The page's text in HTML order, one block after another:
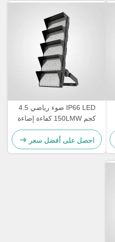
IP66 LED ضوء رياضي 4.5
كجم 150LMW كفاءة إضاءة
خارجية متينة للملاعب والملاعب
الرياضية والمجمعات الرياضية
احصل على أفضل سعر